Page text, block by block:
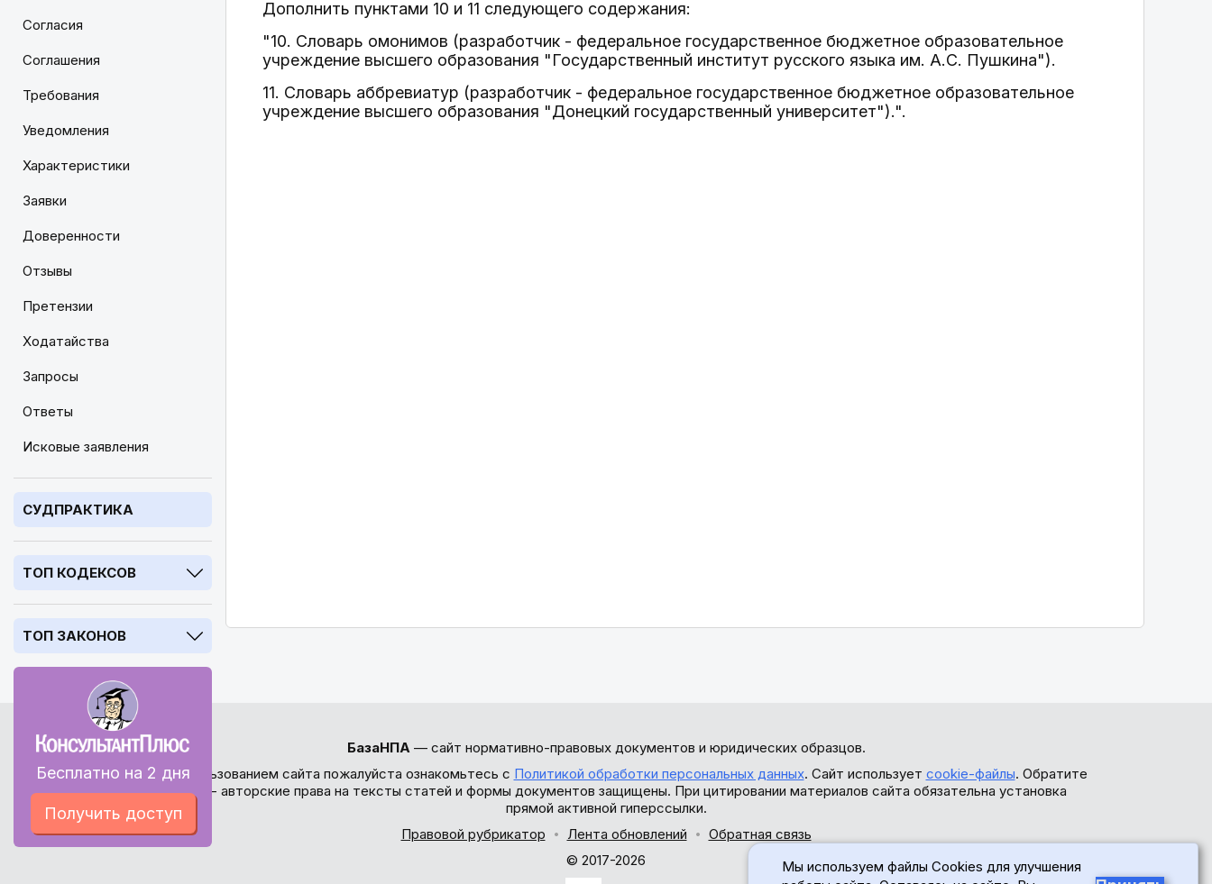
Согласия
Соглашения
Требования
Уведомления
Характеристики
Заявки
Доверенности
Отзывы
Претензии
Ходатайства
Запросы
Ответы
Исковые заявления
СУДПРАКТИКА
ТОП КОДЕКСОВ
ТОП ЗАКОНОВ
Бесплатно на 2 дня
Получить доступ
Дополнить пунктами 10 и 11 следующего содержания:
"10. Словарь омонимов (разработчик - федеральное государственное бюджетное образовательное
учреждение высшего образования "Государственный институт русского языка им. А.С. Пушкина").
11. Словарь аббревиатур (разработчик - федеральное государственное бюджетное образовательное
учреждение высшего образования "Донецкий государственный университет").".
БазаНПА— сайт нормативно-правовых документов и юридических образцов.
Перед использованием сайта пожалуйста ознакомьтесь с Политикой обработки персональных данных. Сайт использует cookie-файлы. Обратите
внимание - авторские права на тексты статей и формы документов защищены. При цитировании материалов сайта обязательна установка
прямой активной гиперссылки.
Правовой рубрикатор
Лента обновлений
Обратная связь
© 2017-2026
Мы используем файлы Cookies для улучшения